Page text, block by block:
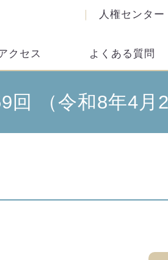
クセス よくある質問
人権センター
回 （令和8年4月